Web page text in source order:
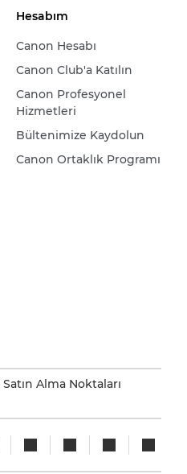
Hesabım
Canon Hesabı
Canon Club'a Katılın
Canon Profesyonel
Hizmetleri
Bültenimize Kaydolun
Canon Ortaklık Programı
Alma Noktaları